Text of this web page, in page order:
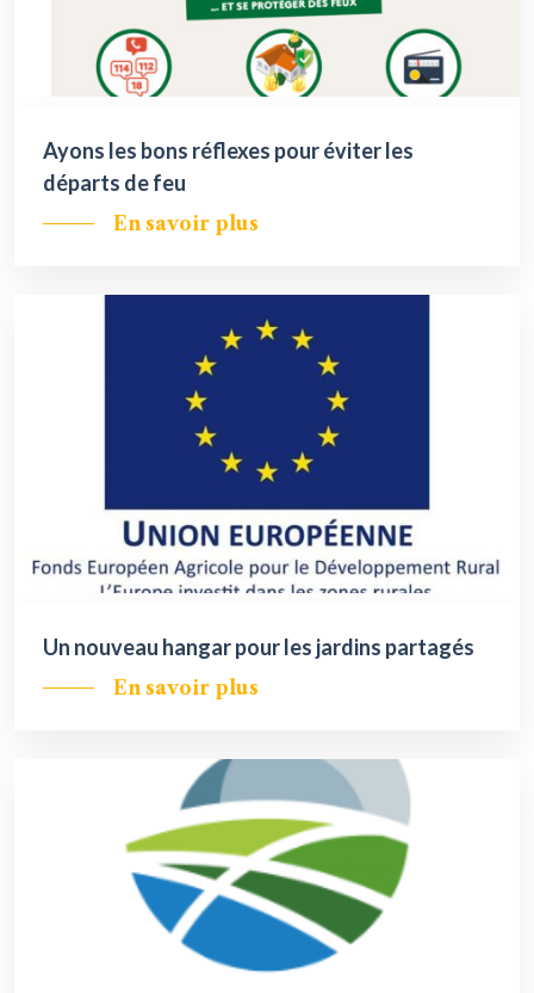
Ayons les bons réflexes pour éviter les
départs de feu
En savoir plus
Un nouveau hangar pour les jardins partagés
En savoir plus